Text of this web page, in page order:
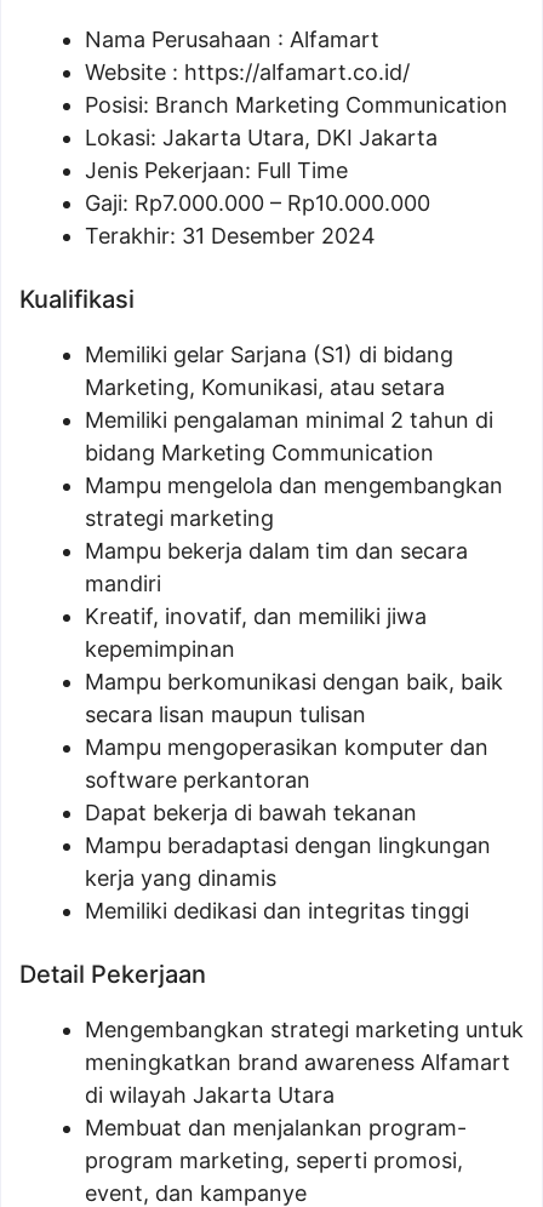
Nama Perusahaan : Alfamart
Website : https://alfamart.co.id/
Posisi: Branch Marketing Communication
Lokasi: Jakarta Utara, DKI Jakarta
Jenis Pekerjaan: Full Time
Gaji: Rp7.000.000 – Rp10.000.000
Terakhir: 31 Desember 2024
Kualifikasi
Memiliki gelar Sarjana (S1) di bidang
Marketing, Komunikasi, atau setara
Memiliki pengalaman minimal 2 tahun di
bidang Marketing Communication
Mampu mengelola dan mengembangkan
strategi marketing
Mampu bekerja dalam tim dan secara
mandiri
Kreatif, inovatif, dan memiliki jiwa
kepemimpinan
Mampu berkomunikasi dengan baik, baik
secara lisan maupun tulisan
Mampu mengoperasikan komputer dan
software perkantoran
Dapat bekerja di bawah tekanan
Mampu beradaptasi dengan lingkungan
kerja yang dinamis
Memiliki dedikasi dan integritas tinggi
Detail Pekerjaan
Mengembangkan strategi marketing untuk
meningkatkan brand awareness Alfamart
di wilayah Jakarta Utara
Membuat dan menjalankan program-
program marketing, seperti promosi,
event, dan kampanye